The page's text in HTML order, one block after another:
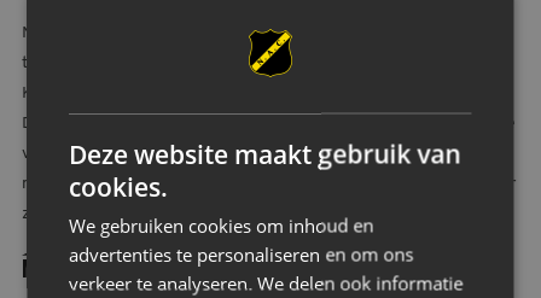
Nikki is een meedogenloze verdedigster en gaat een stevige
tackle zeker niet uit de weg. Ze begon haar voetbalcarrière bij
KMD uit Wateringen en maakte in 2018 de overstap naar ADO
Den Haag. Nu maakte ze de overstap naar de NAC Vrouwen om de
volgende stap te maken. “Ik ben erg enthousiast om mij verder te
mogen ontwikkelen bij NAC en de uitdaging aan te gaan. Ik heb er
zin in.”
MEER NIEUWS
Deze website maakt gebruik van
cookies.
We gebruiken cookies om inhoud en
advertenties te personaliseren en om ons
verkeer te analyseren. We delen ook informatie